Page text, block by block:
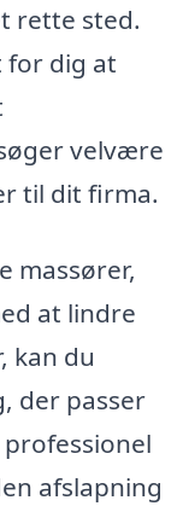
rette sted.
for dig at
velvære
til dit firma.
massører,
at lindre
kan du
der passer
afslapning